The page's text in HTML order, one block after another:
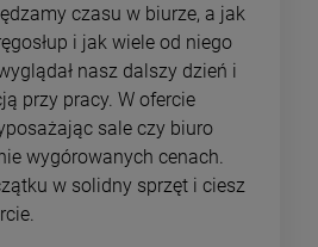
czasu w biurze, a jak
i jak wiele od niego
nasz dalszy dzień i
przy pracy. W ofercie
sale czy biuro
wygórowanych cenach.
w solidny sprzęt i ciesz